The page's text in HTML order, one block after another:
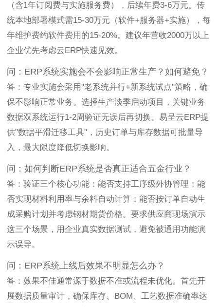
（含1年订阅费与实施服务费），后续年费3-6万元。传
统本地部署模式需15-30万元（软件+服务器+实施），每
年维护费约软件费用的15-20%。建议年营收2000万以上
企业优先考虑云ERP快速见效。
问：ERP系统实施会不会影响正常生产？如何避免？
答：专业实施会采用"老系统并行+新系统试点"策略，确
保不影响正常业务。选择生产淡季启动项目，关键业务
数据双系统运行1-2周验证无误后再切换。易呈云ERP提
供"数据平滑迁移工具"，历史订单与库存数据可批量导
入，最大限度降低切换影响。
问：如何判断ERP系统是否真正适合五金行业？
答：验证三个核心功能：能否支持工序级外协管理；能
否实现材料利用率与余料自动计算；能否按订单自动生
成采购计划并考虑钢材期货价格。要求供应商现场演示
这三个场景，用企业真实数据测试，避免被通用功能演
示误导。
问：ERP系统上线后效果不明显怎么办？
答：效果不佳通常源于数据不准或流程未优化。首先开
展数据质量审计，确保库存、BOM、工艺数据准确率达